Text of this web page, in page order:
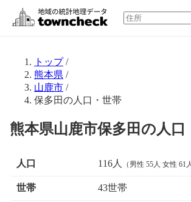
トップ/
熊本県 /
山鹿市 /
保多田の人口・世帯
熊本県山鹿市保多田の人口
人口 116人 （男性 55人 女性 61
世帯 43世帯